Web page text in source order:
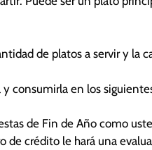
de platos a servir y la
consumirla en los
de Fin de Año como
de crédito le hará una